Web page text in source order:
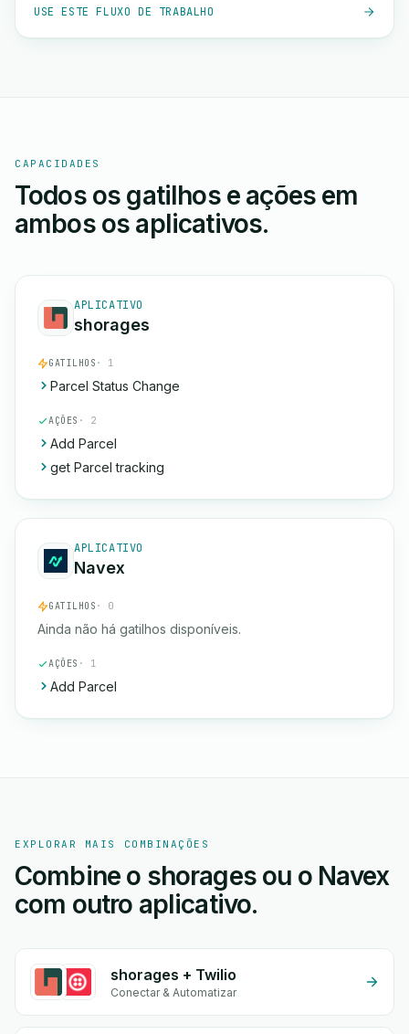
USE ESTE FLUXO DE TRABALHO
CAPACIDADES
Todos os gatilhos e ações em
ambos os aplicativos.
APLICATIVO
shorages
GATILHOS · 1
Parcel Status Change
AÇÕES · 2
Add Parcel
get Parcel tracking
APLICATIVO
Navex
GATILHOS · 0
Ainda não há gatilhos disponíveis.
AÇÕES · 1
Add Parcel
EXPLORAR MAIS COMBINAÇÕES
Combine o shorages ou o Navex
com outro aplicativo.
shorages + Twilio
Conectar & Automatizar